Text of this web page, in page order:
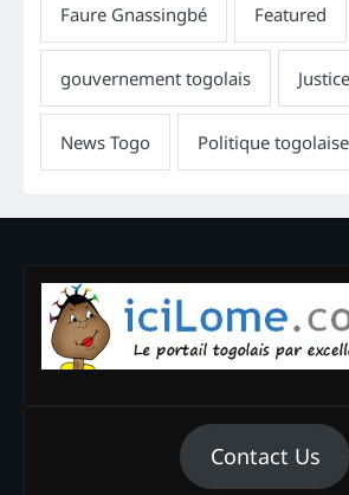
Contact Us